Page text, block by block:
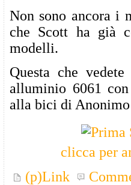
Non sono ancora i
che Scott ha già
modelli.
Questa che
alluminio 6061
alla bici di
clicca per
(p)Link